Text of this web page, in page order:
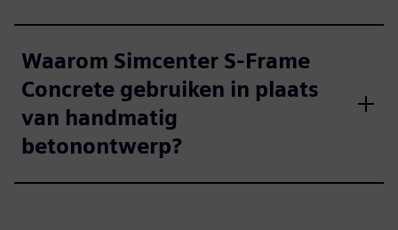
Waarom Simcenter S-Frame
Concrete gebruiken in plaats
van handmatig
betonontwerp?